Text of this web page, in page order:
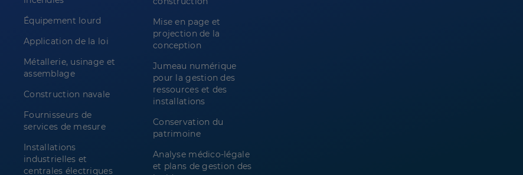
Équipement lourd
Application de la loi
Métallerie, usinage et
assemblage
Construction navale
Fournisseurs de
services de mesure
Installations
industrielles et
centrales électriques
Mise en page et
projection de la
conception
Jumeau numérique
pour la gestion des
ressources et des
installations
Conservation du
patrimoine
Analyse médico-légale
et plans de gestion des